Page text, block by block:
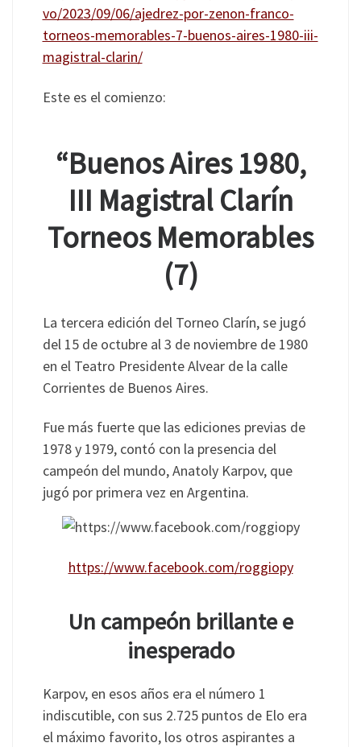
vo/2023/09/06/ajedrez-por-zenon-franco-
torneos-memorables-7-buenos-aires-1980-iii-
magistral-clarin/
Este es el comienzo:
“Buenos Aires 1980,
III Magistral Clarín
Torneos Memorables
(7)
La tercera edición del Torneo Clarín, se jugó
del 15 de octubre al 3 de noviembre de 1980
en el Teatro Presidente Alvear de la calle
Corrientes de Buenos Aires.
Fue más fuerte que las ediciones previas de
1978 y 1979, contó con la presencia del
campeón del mundo, Anatoly Karpov, que
jugó por primera vez en Argentina.
https://www.facebook.com/roggiopy
Un campeón brillante e
inesperado
Karpov, en esos años era el número 1
indiscutible, con sus 2.725 puntos de Elo era
el máximo favorito, los otros aspirantes a